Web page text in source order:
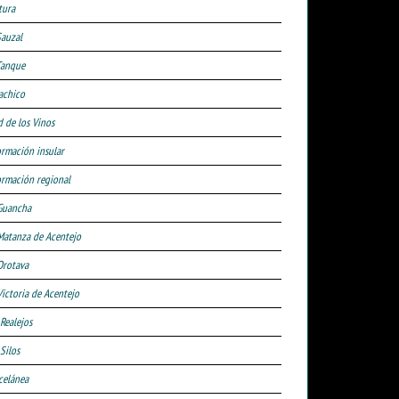
de los Vinos
insular
regional
de Acentejo
de Acentejo